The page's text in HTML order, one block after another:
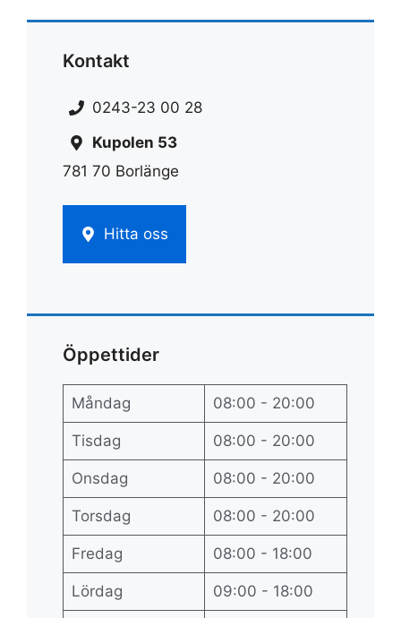
Kontakt
0243-23 00 28
Kupolen 53
781 70 Borlänge
Hitta oss
Öppettider
Måndag 08:00 - 20:00
Tisdag 08:00 - 20:00
Onsdag 08:00 - 20:00
Torsdag 08:00 - 20:00
Fredag 08:00 - 18:00
Lördag 09:00 - 18:00